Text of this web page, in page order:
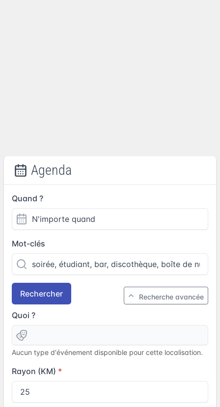
Agenda
Quand ?
Mot-clés
Rechercher Recherche avancée
Quoi ?
Aucun type d'événement disponible pour cette localisation.
Rayon (KM)